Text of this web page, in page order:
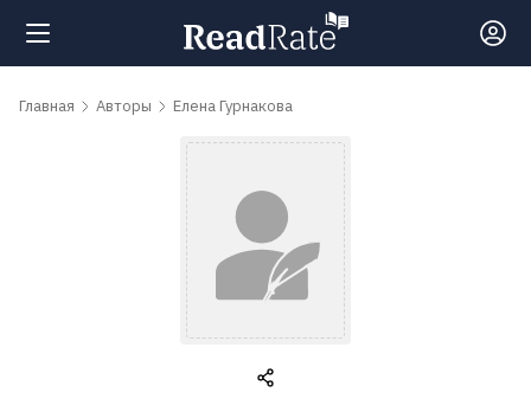
Поиск
Главная Авторы Елена Гурнакова